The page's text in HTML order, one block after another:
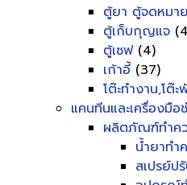
ตู้ยา ตู้จดหมาย
ตู้เก็บกุญแจ
ตู้เซฟ(4)
เก้าอี้ (37)
โต๊ะทำงาน,โต๊ะ
แคนทีนและเครื่องมือ
ผลิตภัณฑ์ทำค
น้ำยาทำ
สเปรย์ป